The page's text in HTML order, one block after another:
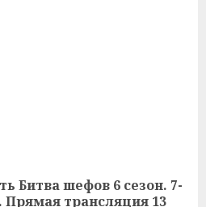
Битва шефов 6 сезон. 7-
Прямая трансляция 13